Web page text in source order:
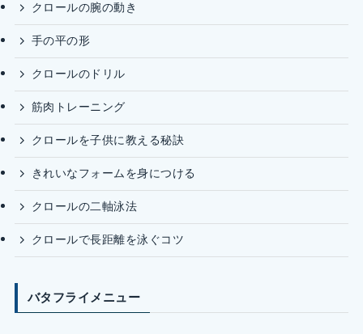
クロールの腕の動き
手の平の形
クロールのドリル
筋肉トレーニング
クロールを子供に教える秘訣
きれいなフォームを身につける
クロールの二軸泳法
クロールで長距離を泳ぐコツ
バタフライメニュー